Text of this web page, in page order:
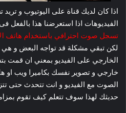
اذا كان لديك قناة على اليوتيوب و
الفيديوهات اذا استعرضنا هذا
تسجل صوت احترافي باستخدام هاتف
لكن تبقي مشكلة قد تواجه البعض و
الخارجي على الفيديو بمعني ان
خارجي و تصوير نفسك بكاميرا ويب او
الصوت مع الفيديو و انت تتحدث حتى
حديثك لهذا سوف تتعلم كيف تقوم